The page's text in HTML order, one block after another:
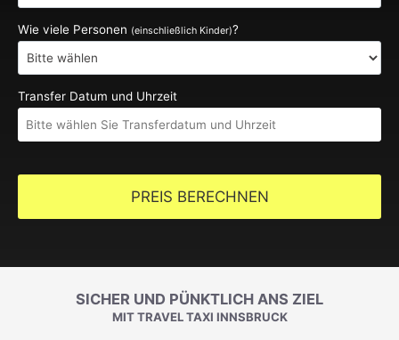
Wie viele Personen (einschließlich Kinder)?
Transfer Datum und Uhrzeit
PREIS BERECHNEN
SICHER UND PÜNKTLICH ANS ZIEL
MIT TRAVEL TAXI INNSBRUCK